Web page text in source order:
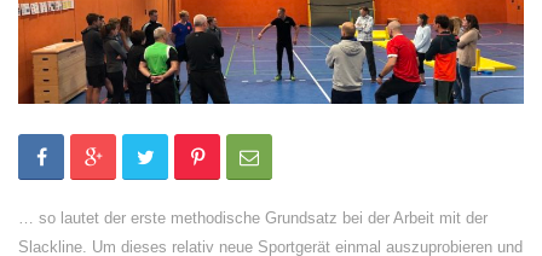
… so lautet der erste methodische Grundsatz bei der Arbeit mit der
Slackline. Um dieses relativ neue Sportgerät einmal auszuprobieren und